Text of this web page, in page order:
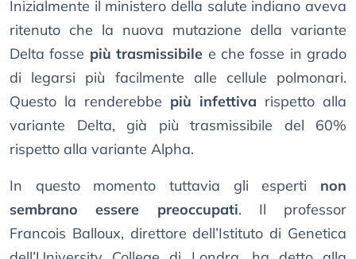
Inizialmente il ministero della salute indiano aveva
ritenuto che la nuova mutazione della variante
Delta fosse più trasmissibile e che fosse in grado
di legarsi più facilmente alle cellule polmonari.
Questo la renderebbe più infettiva rispetto alla
variante Delta, già più trasmissibile del 60%
rispetto alla variante Alpha.
In questo momento tuttavia gli esperti non
sembrano essere preoccupati. Il professor
Francois Balloux, direttore dell’Istituto di Genetica